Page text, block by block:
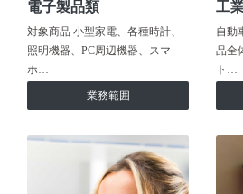
電子製品類
対象商品 小型家電、各種時計、
照明機器、PC周辺機器、スマ
ホ…
業務範囲
工
自動
品全
ト…